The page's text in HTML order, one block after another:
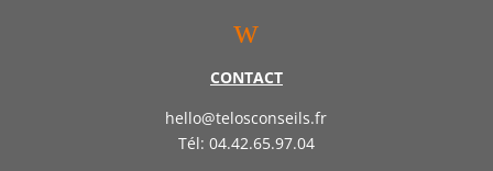
w
CONTACT
hello@telosconseils.fr
Tél: 04.42.65.97.04